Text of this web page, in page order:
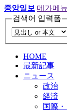
중앙일보 메가메
검색어 입력폼
HOME
最新記事
ニュース
政治
経済
国際